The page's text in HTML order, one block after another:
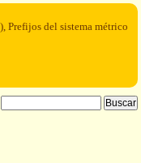
Prefijos del sistema métrico